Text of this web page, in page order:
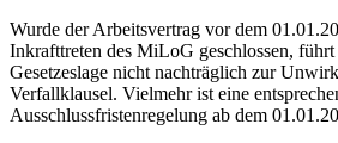
Wurde der Arbeitsvertrag vor dem
Inkrafttreten des MiLoG geschlossen,
Gesetzeslage nicht nachträglich zur
Verfallklausel. Vielmehr ist eine
Ausschlussfristenregelung ab dem